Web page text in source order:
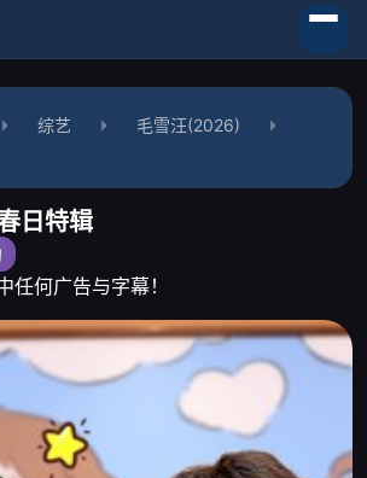
综艺
毛雪汪(2026)
日特辑
任何广告与字幕！